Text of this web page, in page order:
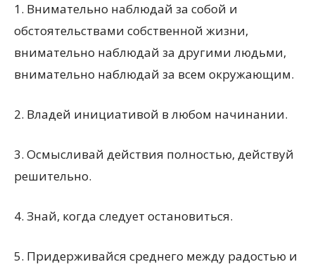
1. Внимательно наблюдай за собой и
обстоятельствами собственной жизни,
внимательно наблюдай за другими людьми,
внимательно наблюдай за всем окружающим.
2. Владей инициативой в любом начинании.
3. Осмысливай действия полностью, действуй
решительно.
4. Знай, когда следует остановиться.
5. Придерживайся среднего между радостью и